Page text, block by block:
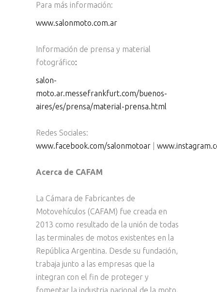
Para más información:
www.salonmoto.com.ar
Información de prensa y material
fotográfico:
salon-
moto.ar.messefrankfurt.com/buenos-
aires/es/prensa/material-prensa.html
Redes Sociales:
www.facebook.com/salonmotoar
Acerca de CAFAM
La Cámara de Fabricantes de
Motovehículos (CAFAM) fue creada en
2013 como resultado de la unión de todas
las terminales de motos existentes en la
República Argentina. Desde su fundación,
trabaja junto a las empresas que la
integran con el fin de proteger y
fomentar la industria nacional de la moto,